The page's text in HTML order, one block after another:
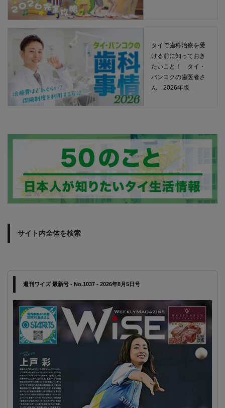
タイで歯科治療を受
ける前に知っておき
たいこと！ タイ・
バンコクの歯医者さ
ん 2026年版
サイト内全体を検索
週刊ワイズ 最新号 - No.1037 - 2026年8月5日号